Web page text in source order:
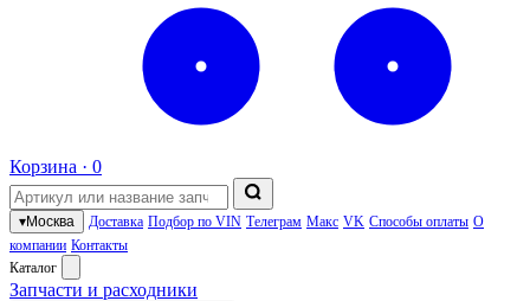
Корзина · 0
▾Москва Доставка Подбор по VIN Телеграм Макс VK Способы оплаты О
компании Контакты
Каталог
Запчасти и расходники